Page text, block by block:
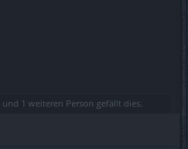
und 1 weiteren Person gefällt dies.